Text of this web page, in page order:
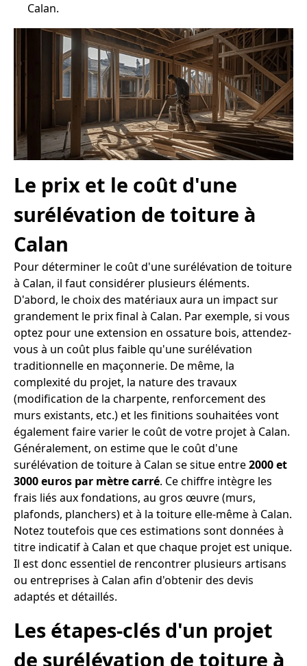
Calan.
Le prix et le coût d'une
surélévation de toiture à
Calan
Pour déterminer le coût d'une surélévation de toiture
à Calan, il faut considérer plusieurs éléments.
D'abord, le choix des matériaux aura un impact sur
grandement le prix final à Calan. Par exemple, si vous
optez pour une extension en ossature bois, attendez-
vous à un coût plus faible qu'une surélévation
traditionnelle en maçonnerie. De même, la
complexité du projet, la nature des travaux
(modification de la charpente, renforcement des
murs existants, etc.) et les finitions souhaitées vont
également faire varier le coût de votre projet à Calan.
Généralement, on estime que le coût d'une
surélévation de toiture à Calan se situe entre2000 et
3000 euros par mètre carré. Ce chiffre intègre les
frais liés aux fondations, au gros œuvre (murs,
plafonds, planchers) et à la toiture elle-même à Calan.
Notez toutefois que ces estimations sont données à
titre indicatif à Calan et que chaque projet est unique.
Il est donc essentiel de rencontrer plusieurs artisans
ou entreprises à Calan afin d'obtenir des devis
adaptés et détaillés.
Les étapes-clés d'un projet
de surélévation de toiture à